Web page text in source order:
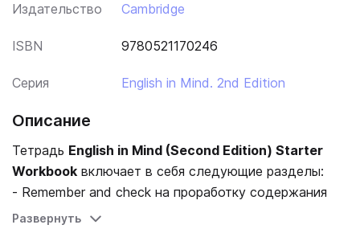
Издательство Cambridge
ISBN 9780521170246
Серия English in Mind. 2nd Edition
Описание
Тетрадь English in Mind (Second Edition) Starter
Workbook включает в себя следующие разделы:
- Remember and check на проработку содержания
текста из учебника;
Развернуть